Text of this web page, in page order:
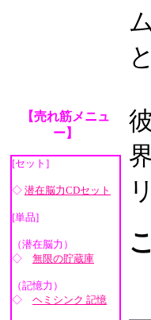
【売れ筋メニュ
ー】
[セット]
◇ 潜在脳力CDセット
[単品]
（潜在脳力）
◇ 無限の貯蔵庫
（記憶力）
◇ ヘミシンク 記憶